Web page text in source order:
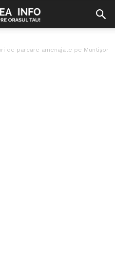
de parcare amenajate pe Muntișor